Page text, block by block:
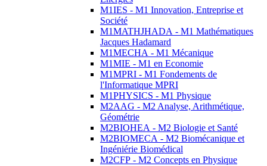
M1IES - M1 Innovation, Entreprise et
Société
M1MATHJHADA - M1 Mathématiques
Jacques Hadamard
M1MECHA - M1 Mécanique
M1MIE - M1 en Economie
M1MPRI - M1 Fondements de
l'Informatique MPRI
M1PHYSICS - M1 Physique
M2AAG - M2 Analyse, Arithmétique,
Géométrie
M2BIOHEA - M2 Biologie et Santé
M2BIOMECA - M2 Biomécanique et
Ingéniérie Biomédical
M2CFP - M2 Concepts en Physique